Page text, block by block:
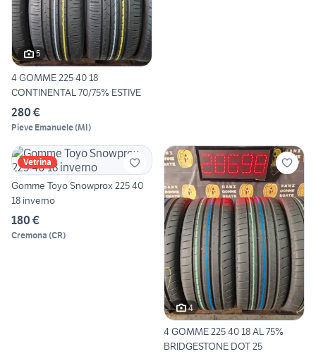
5
4 GOMME 225 40 18
CONTINENTAL 70/75% ESTIVE
280 €
Pieve Emanuele(MI)
Vetrina
Gomme Toyo Snowprox 225 40
18 inverno
180 €
Cremona (CR)
4
4 GOMME 225 40 18 AL 75%
BRIDGESTONE DOT 25